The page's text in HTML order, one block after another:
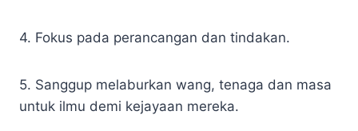
4. Fokus pada perancangan dan tindakan.
5. Sanggup melaburkan wang, tenaga dan masa
untuk ilmu demi kejayaan mereka.